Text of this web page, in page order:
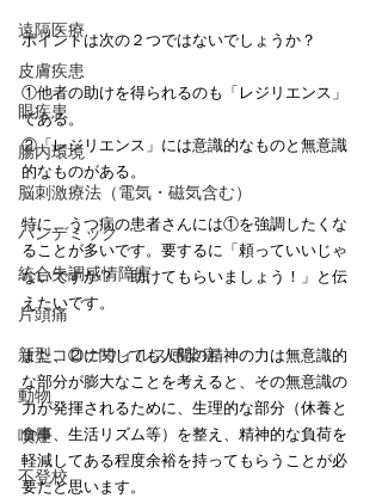
遠隔医療
皮膚疾患
眼疾患
腸内環境
脳刺激療法（電気・磁気含む）
パンデミック
統合失調感情障害
片頭痛
新型コロナウィルス感染症
動物
喫煙
不登校
ポイントは次の２つではないでしょうか？
①他者の助けを得られるのも「レジリエンス」
である。
②「レジリエンス」には意識的なものと無意識
的なものがある。
特に、うつ病の患者さんには①を強調したくな
ることが多いです。要するに「頼っていいじゃ
ないですか？　助けてもらいましょう！」と伝
えたいです。
また、②に関しても人間の精神の力は無意識的
な部分が膨大なことを考えると、その無意識の
力が発揮されるために、生理的な部分（休養と
食事、生活リズム等）を整え、精神的な負荷を
軽減してある程度余裕を持ってもらうことが必
要だと思います。